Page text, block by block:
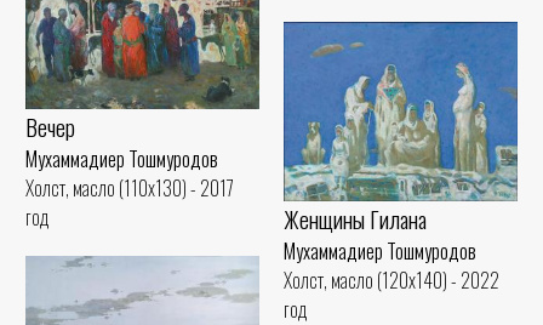
Вечер
Мухаммадиер Тошмуродов
Холст, масло (110x130) - 2017
год
Женщины Гилана
Мухаммадиер Тошмуродов
Холст, масло (120x140) - 2022
год